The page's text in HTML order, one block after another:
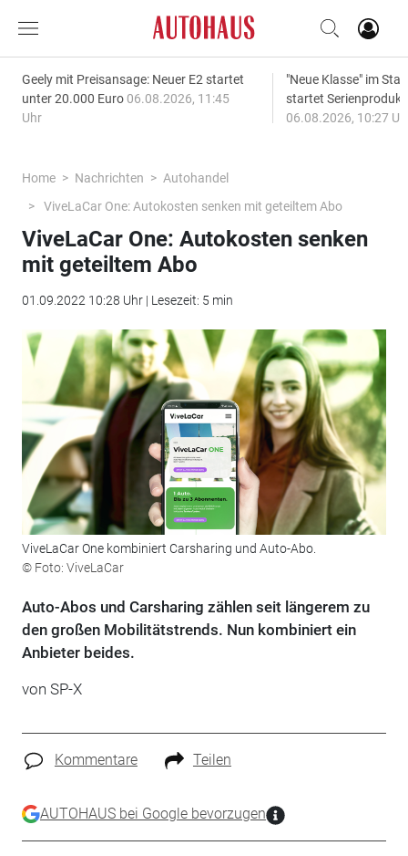
Geely mit Preisansage: Neuer E2 startet
unter 20.000 Euro 06.08.2026, 11:45
Uhr
"Neue Klasse" im
startet
06.08.2026, 10:27
Home Nachrichten
Autohandel
ViveLaCar One: Autokosten senken mit geteiltem Abo
ViveLaCar One: Autokosten senken
mit geteiltem Abo
01.09.2022 10:28 Uhr | Lesezeit: 5 min
ViveLaCar One kombiniert Carsharing und Auto-Abo.
© Foto: ViveLaCar
Auto-Abos und Carsharing zählen seit längerem zu
den großen Mobilitätstrends. Nun kombiniert ein
Anbieter beides.
von SP-X
Kommentare Teilen
AUTOHAUS bei Google bevorzugen